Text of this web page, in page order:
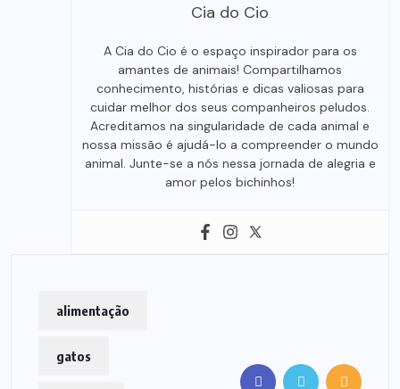
Cia do Cio
A Cia do Cio é o espaço inspirador para os
amantes de animais! Compartilhamos
conhecimento, histórias e dicas valiosas para
cuidar melhor dos seus companheiros peludos.
Acreditamos na singularidade de cada animal e
nossa missão é ajudá-lo a compreender o mundo
animal. Junte-se a nós nessa jornada de alegria e
amor pelos bichinhos!
alimentação
gatos